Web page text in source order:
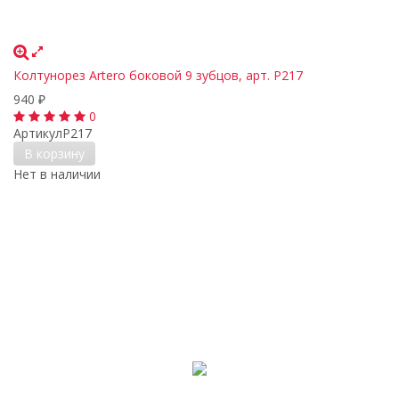
Колтунорез Artero боковой 9 зубцов, арт. P217
940 ₽
0
АртикулP217
В корзину
Нет в наличии